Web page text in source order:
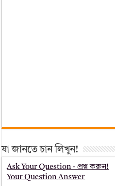
যা জানতে চান লিখুন!
Ask Your Question - প্রশ্ন করুন!
Your Question Answer